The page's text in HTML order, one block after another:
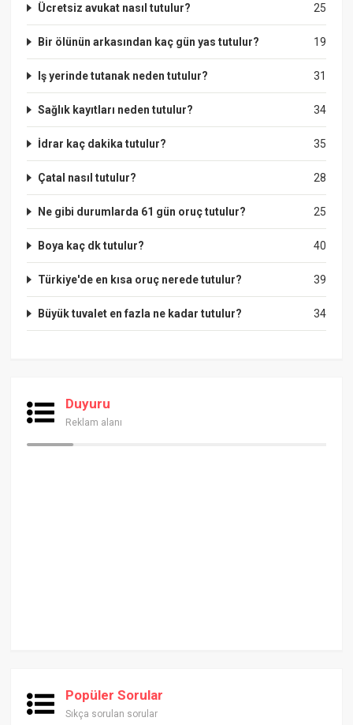
25
Ücretsiz avukat nasıl tutulur?
19
Bir ölünün arkasından kaç gün yas tutulur?
31
Iş yerinde tutanak neden tutulur?
34
Sağlık kayıtları neden tutulur?
35
İdrar kaç dakika tutulur?
28
Çatal nasıl tutulur?
25
Ne gibi durumlarda 61 gün oruç tutulur?
40
Boya kaç dk tutulur?
39
Türkiye'de en kısa oruç nerede tutulur?
34
Büyük tuvalet en fazla ne kadar tutulur?
Duyuru
Reklam alanı
Popüler Sorular
Sıkça sorulan sorular